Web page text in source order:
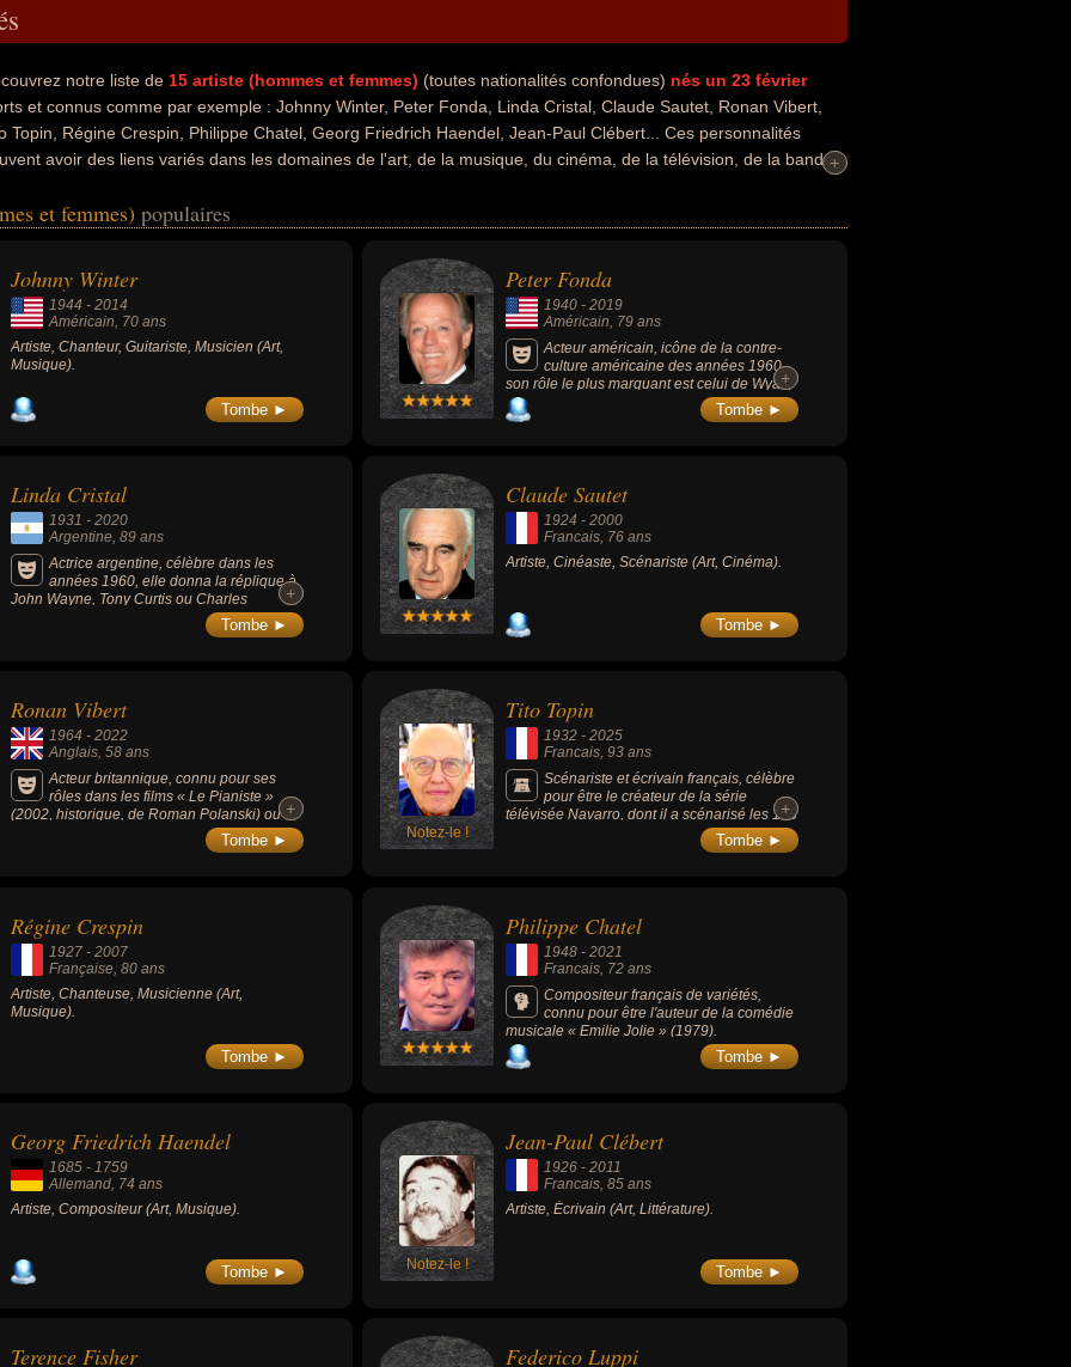
notre liste de 15 artiste (hommes et femmes) (toutes nationalités confondues) nés un 23 février
et connus comme par exemple : Johnny Winter, Peter Fonda, Linda Cristal, Claude Sautet, Ronan Vibert,
Topin, Régine Crespin, Philippe Chatel, Georg Friedrich Haendel, Jean-Paul Clébert... Ces personnalités
avoir des liens variés dans les domaines de l'art, de la musique, du cinéma, de la télévision, de la bande
descendant de célébrité, homme d'affaire, parent de célébrité, producteur, producteur de cinéma,
chanteur de variétés, compositeur ou compositeur de variétés. En ce qui concerne leurs nationalités au
morts, ils peuvent avoir été américain, argentin, francais, anglais ou allemand par exemple.
+
+
et femmes) populaires
Johnny Winter
1944 - 2014
Américain, 70 ans
Artiste, Chanteur, Guitariste, Musicien (Art,
Musique).
Tombe ►
Peter Fonda
1940 -2019
Américain, 79 ans
Acteur américain, icône de la contre-
culture américaine des années 1960,
son rôle le plus marquant est celui de Wyatt,
compagnon biker de Dennis Hopper dans le
road-movie « Easy Rider » (1969). Il est le
meilleur acteur en 1997 pour son
interprétation dans « L'Or de la vie » (1997,
drame, de Victor Nuñez).
+
+
Tombe ►
Linda Cristal
1931 - 2020
Argentine, 89 ans
Actrice argentine, célèbre dans les
années 1960, elle donna la réplique à
John Wayne, Tony Curtis ou Charles
Bronson. Elle a joué dans « Comanche »
(1956), « Alamo » (1960), « Les Deux
+
+
Tombe ►
Claude Sautet
1924 -2000
Francais, 76 ans
Artiste, Cinéaste, Scénariste (Art, Cinéma).
Tombe ►
Ronan Vibert
1964 - 2022
Anglais, 58 ans
Acteur britannique, connu pour ses
rôles dans les films « Le Pianiste »
(2002, historique, de Roman Polanski) ou «
Dans l'ombre de Mary » (2013, biopic, avec
Tom Hanks) ou la série « Les Borgia » (2011-
+
+
Tombe ► Notez-le !
Tito Topin
1932 -2025
Francais, 93 ans
Scénariste et écrivain français, célèbre
pour être le créateur de la série
télévisée Navarro, dont il a scénarisé les 108
épisodes avec Roger Hanin dans le rôle-
+
+
Tombe ►
Régine Crespin
1927 - 2007
Française , 80 ans
Artiste, Chanteuse, Musicienne (Art,
Musique).
Tombe ►
Philippe Chatel
1948 -2021
Francais , 72 ans
Compositeur français de variétés,
connu pour être l'auteur de la comédie
musicale « Emilie Jolie » (1979).
Tombe ►
Georg Friedrich Haendel
1685 - 1759
Allemand , 74 ans
Artiste, Compositeur (Art, Musique).
Tombe ► Notez-le !
Jean-Paul Clébert
1926 -2011
Francais , 85 ans
Artiste, Écrivain (Art, Littérature).
Tombe ►
Terence Fisher Federico Luppi